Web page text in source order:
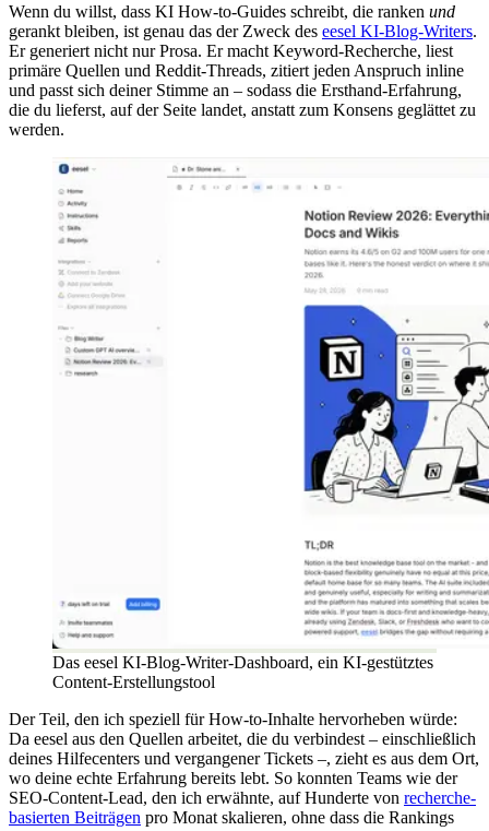
Wenn du willst, dass KI How-to-Guides schreibt, die ranken und
gerankt bleiben, ist genau das der Zweck des eesel KI-Blog-Writers.
Er generiert nicht nur Prosa. Er macht Keyword-Recherche, liest
primäre Quellen und Reddit-Threads, zitiert jeden Anspruch inline
und passt sich deiner Stimme an – sodass die Ersthand-Erfahrung,
die du lieferst, auf der Seite landet, anstatt zum Konsens geglättet zu
werden.
Das eesel KI-Blog-Writer-Dashboard, ein KI-gestütztes
Content-Erstellungstool
Der Teil, den ich speziell für How-to-Inhalte hervorheben würde:
Da eesel aus den Quellen arbeitet, die du verbindest – einschließlich
deines Hilfecenters und vergangener Tickets –, zieht es aus dem Ort,
wo deine echte Erfahrung bereits lebt. So konnten Teams wie der
SEO-Content-Lead, den ich erwähnte, auf Hunderte von recherche-
basierten Beiträgen pro Monat skalieren, ohne dass die Rankings